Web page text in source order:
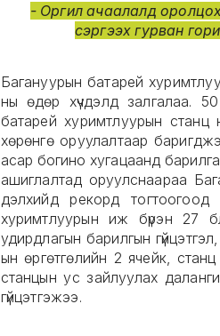
- Оргил ачаалалд
сэргээх гурван
Багануурын батарей
ны өдөр хүчдэлд залгалаа.
батарей хуримтлуурын
хөрөнгө оруулалтаар
асар богино хугацаанд
ашиглалтад оруулснаараа
дэлхийд рекорд
хуримтлуурын иж бүрэн 27
удирдлагын барилгын
ын өргөтгөлийн 2 ячейк,
станцын ус зайлуулах
гүйцэтгэжээ.